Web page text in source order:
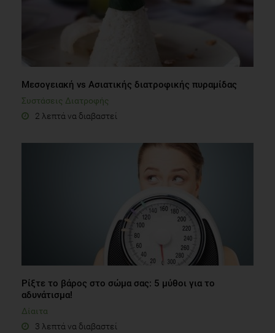
Μεσογειακή vs Ασιατικής διατροφικής πυραμίδας
Συστάσεις Διατροφής
2 λεπτά να διαβαστεί
Ρίξτε το βάρος στο σώμα σας: 5 μύθοι για το
αδυνάτισμα!
Δίαιτα
3 λεπτά να διαβαστεί